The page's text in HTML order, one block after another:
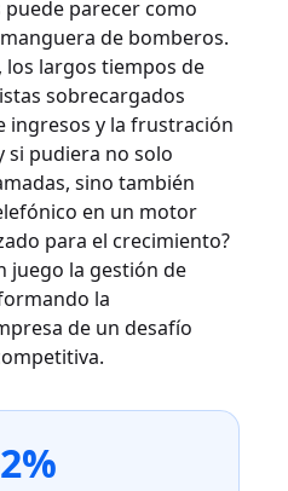
parecer como
de bomberos.
los largos tiempos de
sobrecargados
ingresos y la frustración
si pudiera no solo
sino también
en un motor
para el crecimiento?
juego la gestión de
la
de un desafío